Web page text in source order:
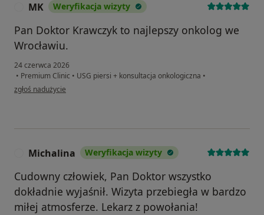
MK Weryfikacja wizyty
Pan Doktor Krawczyk to najlepszy onkolog we
Wrocławiu.
24 czerwca 2026
• Premium Clinic • USG piersi + konsultacja onkologiczna •
w opinii użytkownika MK
zgłoś nadużycie
Michalina Weryfikacja wizyty
Cudowny człowiek, Pan Doktor wszystko
dokładnie wyjaśnił. Wizyta przebiegła w bardzo
miłej atmosferze. Lekarz z powołania!